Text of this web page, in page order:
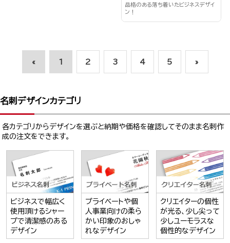
品格のある落ち着いたビジネスデザイ
ン！
« 1 2 3 4 5 »
名刺デザインカテゴリ
各カテゴリからデザインを選ぶと納期や価格を確認してそのまま名刺作
成の注文をできます。
ビジネスで幅広く
使用頂けるシャー
プで清潔感のある
デザイン
プライベートや個
人事業向けの柔ら
かい印象のおしゃ
れなデザイン
クリエイターの個性
が光る、少し尖って
少しユーモラスな
個性的なデザイン